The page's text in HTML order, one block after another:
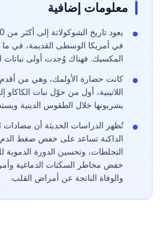
معلومات إضافية
في أمريكا الوسطى القديمة، في ما
المكسيك. فهناك وُجدت أولى نباتات
كانت حضارة الأولمك، وهي من
اللاتينية، أول من حوّل نبات الكاكاو
يشربونها خلال الطقوس الدينية
تُظهر الدراسات الحديثة أن مضادات
الداكنة تساعد على خفض ضغط
التجلطات، وتحسين الدورة
خفض مخاطر السكتات الدماغية
والوفاة الناتجة عن أمراض القلب.